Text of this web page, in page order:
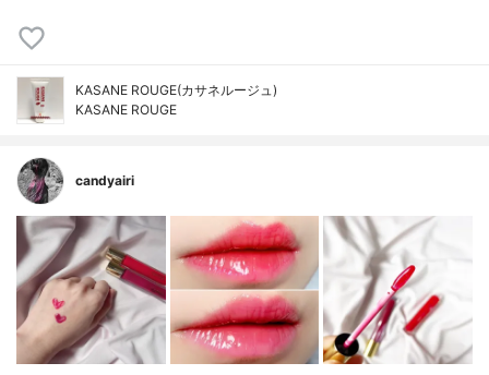
KASANE ROUGE(カサネルージュ)
KASANE ROUGE
candyairi